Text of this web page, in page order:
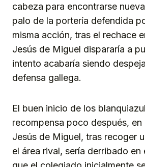
cabeza para encontrarse
palo de la portería defendida
misma acción, tras el rechace
Jesús de Miguel dispararía a
intento acabaría siendo
defensa gallega.
El buen inicio de los
recompensa poco después, en
Jesús de Miguel, tras recoger
el área rival, sería derribado en